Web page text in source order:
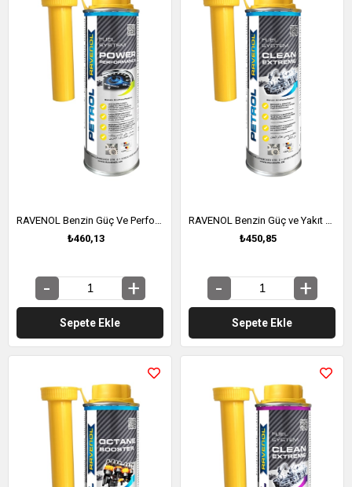
RAVENOL Benzin Güç Ve Performans Katkısı 300 ML (1390206-300)
₺460,13
Sepete Ekle
RAVENOL Benzin Güç ve Yakıt Sistemi Temizleyici (Extreme) (1390207-300)
₺450,85
Sepete Ekle